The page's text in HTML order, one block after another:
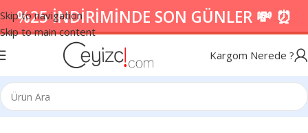
Skip to navigation
Skip to main content
%25 İNDİRİMİNDE SON GÜNLER 💸 ⏰
Kargom Nerede ?